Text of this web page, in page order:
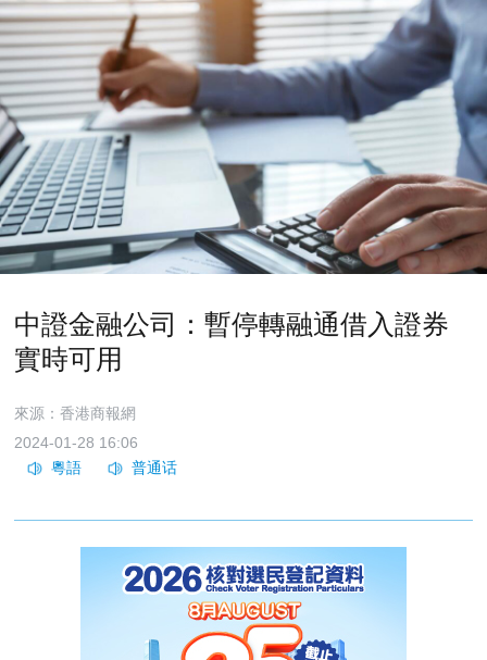
中證金融公司：暫停轉融通借入證券
實時可用
來源：香港商報網
2024-01-28 16:06